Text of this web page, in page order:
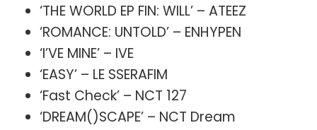
‘THE WORLD EP FIN: WILL’ – ATEEZ
‘ROMANCE: UNTOLD’ – ENHYPEN
‘I’VE MINE’ – IVE
‘EASY’ – LE SSERAFIM
‘Fast Check’ – NCT 127
‘DREAM()SCAPE’ – NCT Dream